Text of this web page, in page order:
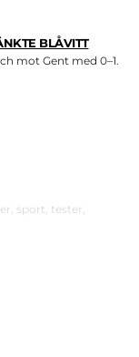
BLÅVITT
mot Gent med 0–1.
sport, tester,